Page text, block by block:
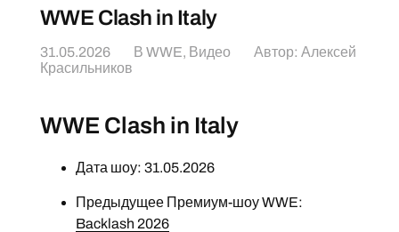
WWE Clash in Italy
31.05.2026 В WWE, Видео Автор: Алексей
Красильников
WWE Clash in Italy
Дата шоу: 31.05.2026
Предыдущее Премиум-шоу WWE:
Backlash 2026